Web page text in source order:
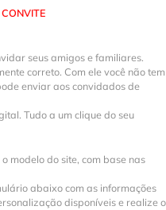
seus amigos e familiares.
correto. Com ele você não tem
enviar aos convidados de
Tudo a um clique do seu
modelo do site, com base nas
abaixo com as informações
disponíveis e realize o